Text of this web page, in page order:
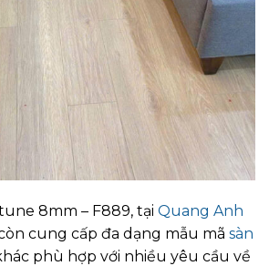
8mm – F889, tại Quang Anh
cung cấp đa dạng mẫu mã sàn
phù hợp với nhiều yêu cầu về